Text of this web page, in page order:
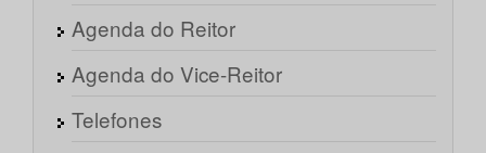
Agenda do Reitor
Agenda do Vice-Reitor
Telefones